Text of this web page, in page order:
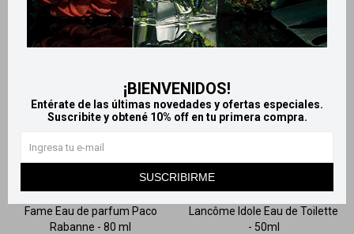
¡BIENVENIDOS!
Entérate de las últimas novedades y ofertas especiales.
Suscribite y obtené 10% off en tu primera compra.
SUSCRIBIRME
Llega
Fame Eau de parfum Paco
Rabanne - 80 ml
Lancôme Idole Eau de Toilette
- 50ml